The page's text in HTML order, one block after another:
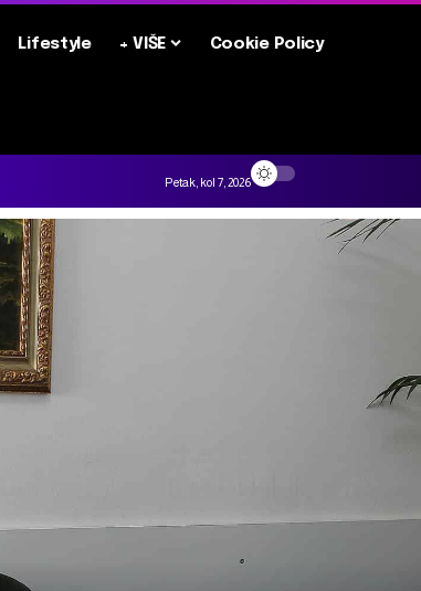
Lifestyle + VIŠE Cookie Policy
Petak, kol 7, 2026